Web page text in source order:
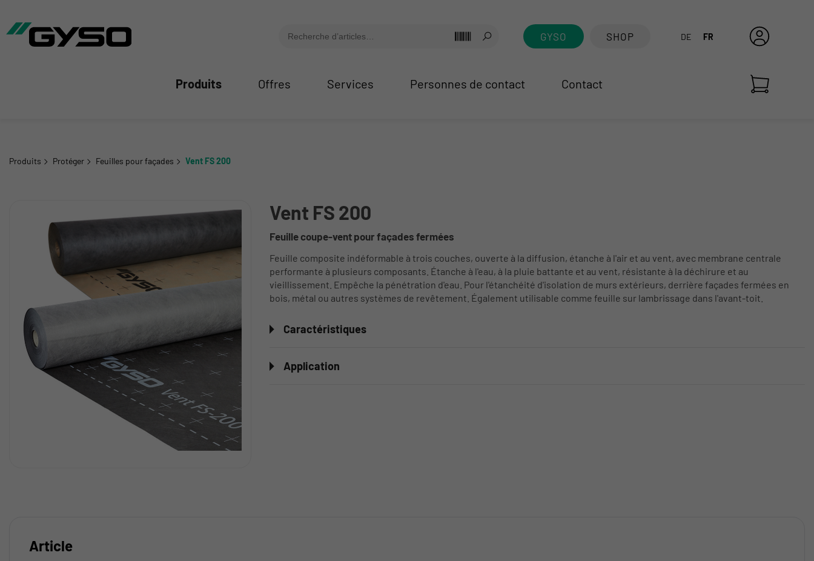
GYSO SHOP DE FR
Produits Offres Services Personnes de contact Contact
Produits Protéger Feuilles pour façades Vent FS 200
Vent FS 200
Feuille coupe-vent pour façades fermées
Feuille composite indéformable à trois couches, ouverte à la diffusion, étanche à l'air et au vent, avec membrane centrale
performante à plusieurs composants. Étanche à l'eau, à la pluie battante et au vent, résistante à la déchirure et au
vieillissement. Empêche la pénétration d'eau. Pour l'étanchéité d'isolation de murs extérieurs, derrière façades fermées en
bois, métal ou autres systèmes de revêtement. Également utilisable comme feuille sur lambrissage dans l'avant-toit.
Caractéristiques
Application
Article